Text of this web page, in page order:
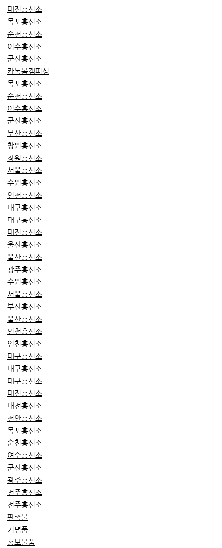
대전흥신소
목포흥신소
순천흥신소
여수흥신소
군산흥신소
카톡몸캠피싱
목포흥신소
순천흥신소
여수흥신소
군산흥신소
부산흥신소
창원흥신소
창원흥신소
서울흥신소
수원흥신소
인천흥신소
대구흥신소
대구흥신소
대전흥신소
울산흥신소
울산흥신소
광주흥신소
수원흥신소
서울흥신소
부산흥신소
울산흥신소
인천흥신소
인천흥신소
대구흥신소
대구흥신소
대구흥신소
대전흥신소
대전흥신소
천안흥신소
목포흥신소
순천흥신소
여수흥신소
군산흥신소
광주흥신소
전주흥신소
전주흥신소
판촉물
기념품
홍보물품